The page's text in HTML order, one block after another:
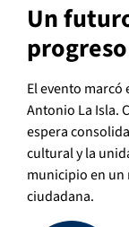
Un
progreso
El evento marcó
Antonio La Isla.
espera
cultural y la
municipio en
ciudadana.